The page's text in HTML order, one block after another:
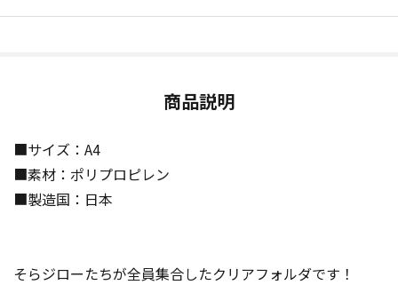
商品説明
■サイズ：A4
■素材：ポリプロピレン
■製造国：日本
そらジローたちが全員集合したクリアフォルダです！